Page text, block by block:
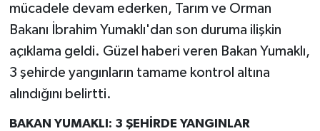
mücadele devam ederken, Tarım ve Orman
Bakanı İbrahim Yumaklı'dan son duruma ilişkin
açıklama geldi. Güzel haberi veren Bakan Yumaklı,
3 şehirde yangınların tamame kontrol altına
alındığını belirtti.
BAKAN YUMAKLI: 3 ŞEHİRDE YANGINLAR